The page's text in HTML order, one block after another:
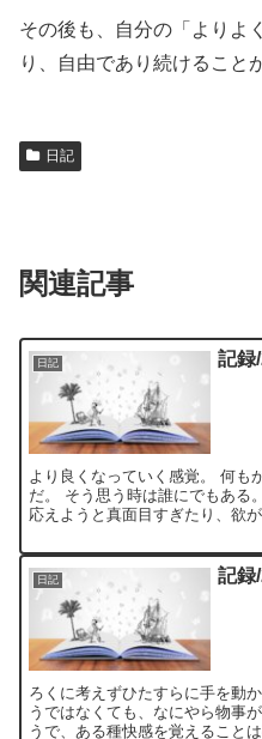
その後も、自分の「よりよ
り、自由であり続けること
日記
関連記事
日記 記録
より良くなっていく感覚。 何も
だ。 そう思う時は誰にでもある
応えようと真面目すぎたり、欲
日記 記録
ろくに考えずひたすらに手を動
うではなくても、なにやら物事
うで、ある種快感を覚えること